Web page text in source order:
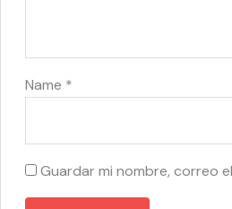
Name *
Guardar mi nombre, correo